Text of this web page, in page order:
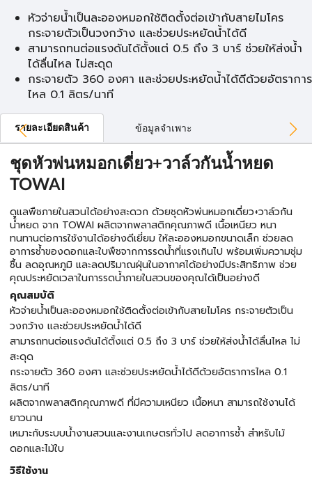
หัวจ่ายน้ำเป็นละอองหมอกใช้ติดตั้งต่อเข้ากับสายไมโคร
กระจายตัวเป็นวงกว้าง และช่วยประหยัดน้ำได้ดี
สามารถทนต่อแรงดันได้ตั้งแต่ 0.5 ถึง 3 บาร์ ช่วยให้ส่งน้ำ
ได้ลื่นไหล ไม่สะดุด
กระจายตัว 360 องศา และช่วยประหยัดน้ำได้ดีด้วยอัตราการ
ไหล 0.1 ลิตร/นาที
รายละเอียดสินค้า ข้อมูลจำเพาะ
ชุดหัวพ่นหมอกเดี่ยว+วาล์วกันน้ำหยด
TOWAI
ดูแลพืชภายในสวนได้อย่างสะดวก ด้วยชุดหัวพ่นหมอกเดี่ยว+วาล์วกัน
น้ำหยด จาก TOWAI ผลิตจากพลาสติกคุณภาพดี เนื้อเหนียว หนา
ทนทานต่อการใช้งานได้อย่างดีเยี่ยม ให้ละอองหมอกขนาดเล็ก ช่วยลด
อาการช้ำของดอกและใบพืชจากการรดน้ำที่แรงเกินไป พร้อมเพิ่มความชุ่ม
ชื้น ลดอุณหภูมิ และลดปริมาณฝุ่นในอากาศได้อย่างมีประสิทธิภาพ ช่วย
คุณประหยัดเวลาในการรดน้ำภายในสวนของคุณได้เป็นอย่างดี
คุณสมบัติ
หัวจ่ายน้ำเป็นละอองหมอกใช้ติดตั้งต่อเข้ากับสายไมโคร กระจายตัวเป็น
วงกว้าง และช่วยประหยัดน้ำได้ดี
สามารถทนต่อแรงดันได้ตั้งแต่ 0.5 ถึง 3 บาร์ ช่วยให้ส่งน้ำได้ลื่นไหล ไม่
สะดุด
กระจายตัว 360 องศา และช่วยประหยัดน้ำได้ดีด้วยอัตราการไหล 0.1
ลิตร/นาที
ผลิตจากพลาสติกคุณภาพดี ที่มีความเหนียว เนื้อหนา สามารถใช้งานได้
ยาวนาน
เหมาะกับระบบน้ำงานสวนและงานเกษตรทั่วไป ลดอาการช้ำ สำหรับไม้
ดอกและไม้ใบ
วิธีใช้งาน